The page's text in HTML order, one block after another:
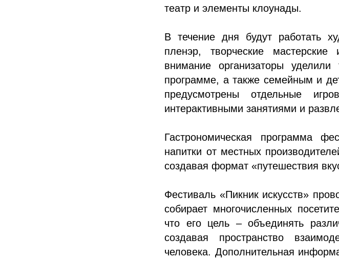
театр и элементы клоунады.
В течение дня будут работать
пленэр, творческие
внимание организаторы уделили
программе, а также семейным и
предусмотрены отдельные
интерактивными занятиями и
Гастрономическая программа
напитки от местных
создавая формат «путешествия
Фестиваль «Пикник искусств»
собирает многочисленных
что его цель – объединять
создавая пространство
человека. Дополнительная